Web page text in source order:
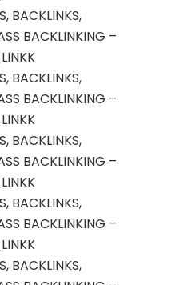
BACKLINKS,
BACKLINKING –
BACKLINKS,
BACKLINKING –
BACKLINKS,
BACKLINKING –
BACKLINKS,
BACKLINKING –
BACKLINKS,